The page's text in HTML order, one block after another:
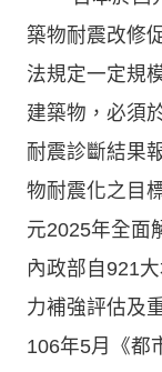
築物耐震改修
法規定一定規
建築物，必須
耐震診斷結果
物耐震化之目
元2025年全面
內政部自921
力補強評估及
106年5月《都